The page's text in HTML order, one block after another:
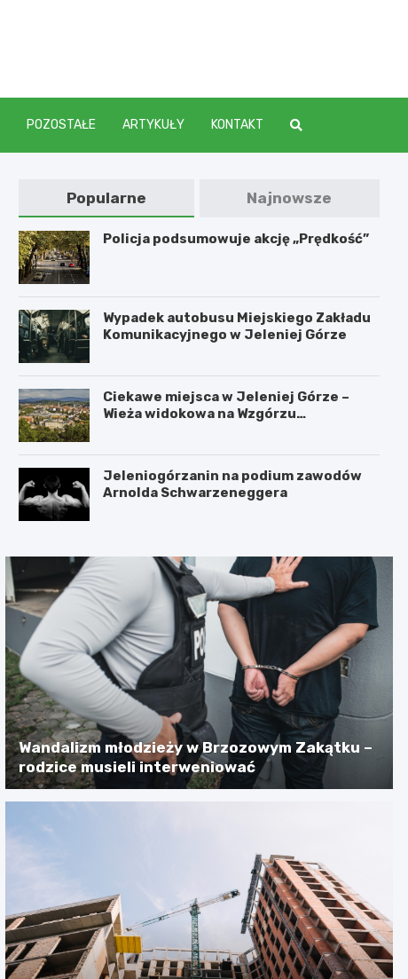
POZOSTAŁE ARTYKUŁY KONTAKT
Popularne Najnowsze
Policja podsumowuje akcję „Prędkość”
Wypadek autobusu Miejskiego Zakładu
Komunikacyjnego w Jeleniej Górze
Ciekawe miejsca w Jeleniej Górze –
Wieża widokowa na Wzgórzu
Jeleniogórzanin na podium zawodów
Arnolda Schwarzeneggera
Wandalizm młodzieży w Brzozowym Zakątku –
rodzice musieli interweniować